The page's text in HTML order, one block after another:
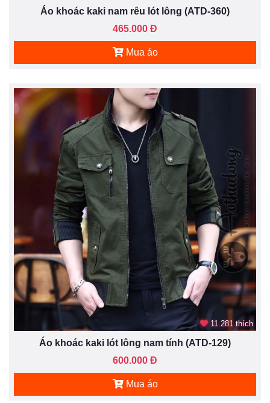
Áo khoác kaki nam rêu lót lông (ATD-360)
465.000 Đ
Mua áo
11.281 thích
Áo khoác kaki lót lông nam tính (ATD-129)
600.000 Đ
Mua áo